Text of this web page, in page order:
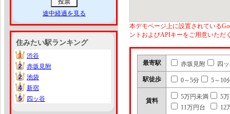
途中経過を見る
住みたい駅ランキング
1
1
渋谷
2
2
赤坂見附
2
2
池袋
4
4
新宿
5
5 四ッ谷
本デモページ上に設置されている
ントおよびAPIキーをご用意いただ
最寄駅 赤坂見附 四
駅徒歩 0～5分 5～10
賃料
5万円未満
5
11万円台
12